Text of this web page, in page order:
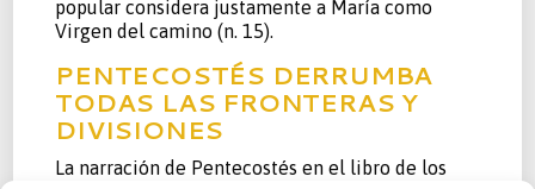
popular considera justamente a María como
Virgen del camino (n. 15).
PENTECOSTÉS DERRUMBA
TODAS LAS FRONTERAS Y
DIVISIONES
La narración de Pentecostés en el libro de los